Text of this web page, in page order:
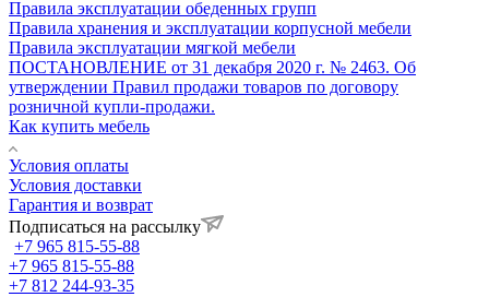
Правила эксплуатации обеденных групп
Правила хранения и эксплуатации корпусной мебели
Правила эксплуатации мягкой мебели
ПОСТАНОВЛЕНИЕ от 31 декабря 2020 г. № 2463. Об
утверждении Правил продажи товаров по договору
розничной купли-продажи.
Как купить мебель
Условия оплаты
Условия доставки
Гарантия и возврат
Подписаться на рассылку
+7 965 815-55-88
+7 965 815-55-88
+7 812 244-93-35